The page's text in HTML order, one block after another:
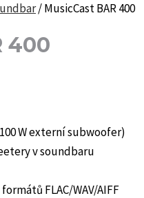
/ MusicCast BAR 400
400
W externí subwoofer)
v soundbaru
FLAC/WAV/AIFF